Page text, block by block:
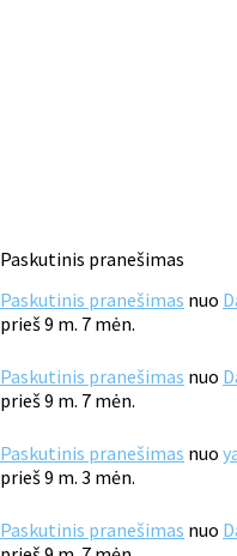
Paskutinis pranešimas
Paskutinis pranešimas nuo
prieš 9 m. 7 mėn.
Paskutinis pranešimas nuo
prieš 9 m. 7 mėn.
Paskutinis pranešimas nuo
prieš 9 m. 3 mėn.
Paskutinis pranešimas nuo